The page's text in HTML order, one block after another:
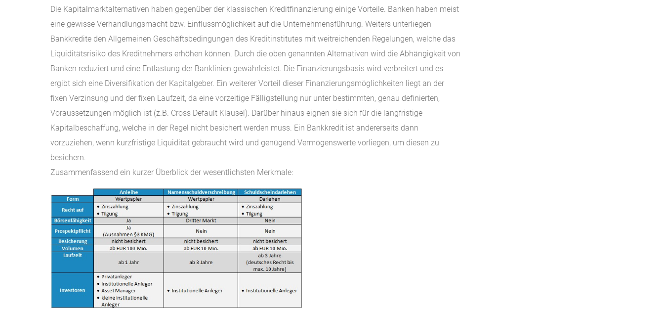
Die Kapitalmarktalternativen haben gegenüber der klassischen Kreditfinanzierung einige Vorteile. Banken haben meist
eine gewisse Verhandlungsmacht bzw. Einflussmöglichkeit auf die Unternehmensführung. Weiters unterliegen
Bankkredite den Allgemeinen Geschäftsbedingungen des Kreditinstitutes mit weitreichenden Regelungen, welche das
Liquiditätsrisiko des Kreditnehmers erhöhen können. Durch die oben genannten Alternativen wird die Abhängigkeit von
Banken reduziert und eine Entlastung der Banklinien gewährleistet. Die Finanzierungsbasis wird verbreitert und es
ergibt sich eine Diversifikation der Kapitalgeber. Ein weiterer Vorteil dieser Finanzierungsmöglichkeiten liegt an der
fixen Verzinsung und der fixen Laufzeit, da eine vorzeitige Fälligstellung nur unter bestimmten, genau definierten,
Voraussetzungen möglich ist (z.B. Cross Default Klausel). Darüber hinaus eignen sie sich für die langfristige
Kapitalbeschaffung, welche in der Regel nicht besichert werden muss. Ein Bankkredit ist andererseits dann
vorzuziehen, wenn kurzfristige Liquidität gebraucht wird und genügend Vermögenswerte vorliegen, um diesen zu
besichern.
Zusammenfassend ein kurzer Überblick der wesentlichsten Merkmale: